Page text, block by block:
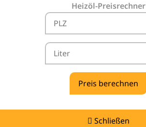
Heizöl-Preisrechner
Schließen
Heizölpreise Wutach -
vergleichen & günstig tanken